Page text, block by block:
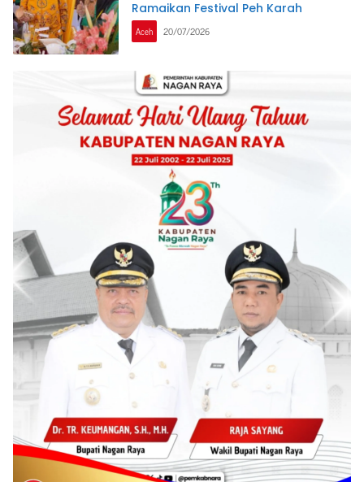
Ramaikan Festival Peh Karah
Aceh 20/07/2026